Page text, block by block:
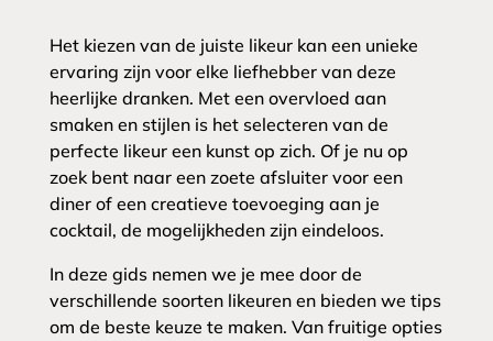
Het kiezen van de juiste likeur kan een unieke
ervaring zijn voor elke liefhebber van deze
heerlijke dranken. Met een overvloed aan
smaken en stijlen is het selecteren van de
perfecte likeur een kunst op zich. Of je nu op
zoek bent naar een zoete afsluiter voor een
diner of een creatieve toevoeging aan je
cocktail, de mogelijkheden zijn eindeloos.
In deze gids nemen we je mee door de
verschillende soorten likeuren en bieden we tips
om de beste keuze te maken. Van fruitige opties